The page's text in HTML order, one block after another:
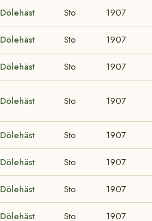
Dölehäst Sto 1907
Dölehäst Sto 1907
Dölehäst Sto 1907
Dölehäst Sto 1907
Dölehäst Sto 1907
Dölehäst Sto 1907
Dölehäst Sto 1907
Dölehäst Sto 1907